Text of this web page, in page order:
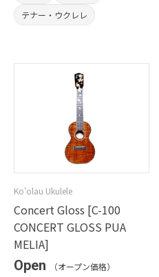
テナー・ウクレレ
Ko'olau Ukulele
Concert Gloss [C-100
CONCERT GLOSS PUA
MELIA]
Open
（オープン価格）